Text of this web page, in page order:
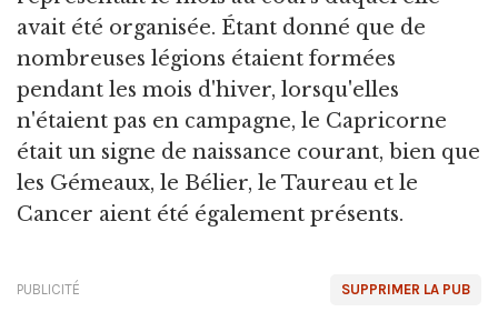
avait été organisée. Étant donné que de
nombreuses légions étaient formées
pendant les mois d'hiver, lorsqu'elles
n'étaient pas en campagne, le Capricorne
était un signe de naissance courant, bien que
les Gémeaux, le Bélier, le Taureau et le
Cancer aient été également présents.
SUPPRIMER LA PUB
PUBLICITÉ